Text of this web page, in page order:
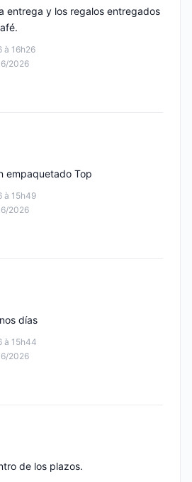
à 16h26
2026
entrega y los regalos entregados
à 15h49
2026
empaquetado Top
à 15h44
2026
días
de los plazos.